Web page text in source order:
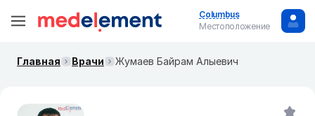
Columbus
Местоположение
Главная Врачи Жумаев Байрам Алыевич